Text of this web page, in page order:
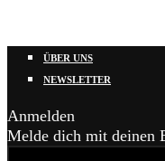
ÜBER UNS
NEWSLETTER
Anmelden
Melde dich mit deinen